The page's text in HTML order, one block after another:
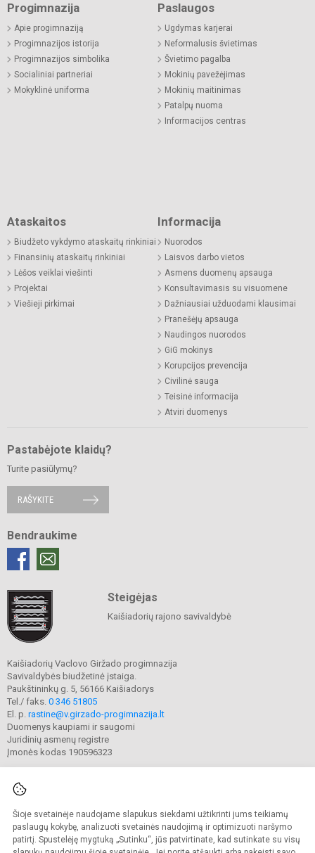
Šioje svetainėje naudojame slapukus siekdami užtikrinti jums teikiamų
paslaugų kokybę, analizuoti svetainės naudojimą ir optimizuoti naršymo
patirtį. Spustelėję mygtuką „Sutinku“, jūs patvirtinate, kad sutinkate su visų
Progimnazija
Apie progimnaziją
Progimnazijos istorija
Progimnazijos simbolika
Socialiniai partneriai
Mokyklinė uniforma
Paslaugos
Ugdymas karjerai
Neformalusis švietimas
Švietimo pagalba
Mokinių pavežėjimas
Mokinių maitinimas
Patalpų nuoma
Informacijos centras
Ataskaitos
Biudžeto vykdymo ataskaitų rinkiniai
Finansinių ataskaitų rinkiniai
Lėšos veiklai viešinti
Projektai
Viešieji pirkimai
Informacija
Nuorodos
Laisvos darbo vietos
Asmens duomenų apsauga
Konsultavimasis su visuomene
Dažniausiai užduodami klausimai
Pranešėjų apsauga
Naudingos nuorodos
GiG mokinys
Korupcijos prevencija
Civilinė sauga
Teisinė informacija
Atviri duomenys
Pastabėjote klaidų?
Turite pasiūlymų?
RAŠYKITE
Bendraukime
Steigėjas
Kaišiadorių rajono savivaldybė
Kaišiadorių Vaclovo Giržado progimnazija
Savivaldybės biudžetinė įstaiga.
Paukštininkų g. 5, 56166 Kaišiadorys
Tel./ faks. 0 346 51805
El. p. rastine@v.girzado-progimnazija.lt
Duomenys kaupiami ir saugomi
Juridinių asmenų registre
Įmonės kodas 190596323
© 2020. Kaišiadorių Vaclovo Giržado progimnazija. Visos teisės saugomos.
Kopijuoti turinį be raštiško gimnazijos sutikimo griežtai draudžiama.
Prieinamumo paraiška Slapukų valdymas